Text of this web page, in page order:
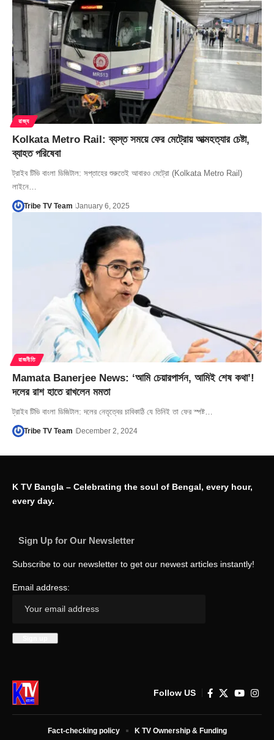
রাজ্য
Kolkata Metro Rail: ব্যস্ত সময়ে ফের মেট্রোয় আত্মহত্যার চেষ্টা,
ব্যাহত পরিষেবা
ট্রাইব টিভি বাংলা ডিজিটাল: সপ্তাহের শুরুতেই আবারও মেট্রো (Kolkata Metro Rail)
লাইনে…
Tribe TV Team January 6, 2025
রাজনীতি
Mamata Banerjee News: ‘আমি চেয়ারপার্সন, আমিই শেষ কথা’!
দলের রাশ হাতে রাখলেন মমতা
ট্রাইব টিভি বাংলা ডিজিটাল: দলের নেতৃত্বের চাবিকাঠি যে তিনিই তা ফের স্পষ্ট…
Tribe TV Team December 2, 2024
K TV Bangla – Celebrating the soul of Bengal, every hour,
every day.
Sign Up for Our Newsletter
Subscribe to our newsletter to get our newest articles instantly!
Email address:
Follow US
Fact-checking policy K TV Ownership & Funding